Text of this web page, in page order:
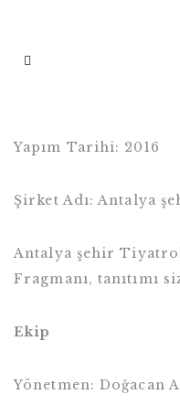
Yapım Tarihi: 2016
Şirket Adı: Antalya
Antalya şehir
Fragmanı, tanıtımı
Ekip
Yönetmen: Doğacan